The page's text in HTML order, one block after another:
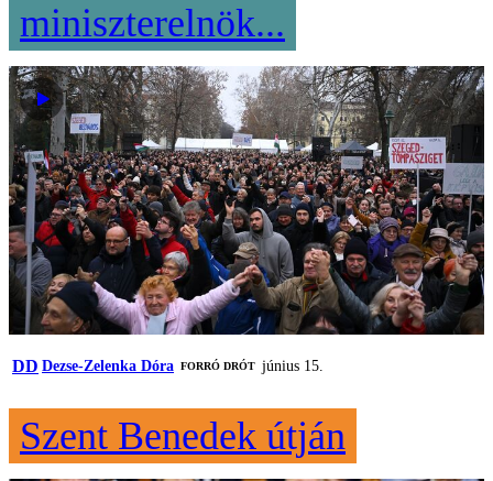
miniszterelnök...
DD Dezse-Zelenka Dóra FORRÓ DRÓT június 15.
Szent Benedek útján